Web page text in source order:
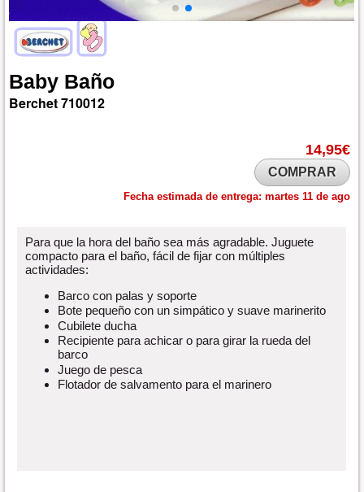
Baby Baño
Berchet710012
14,95€
COMPRAR
Fecha estimada de entrega: martes 11 de ago
Para que la hora del baño sea más agradable. Juguete
compacto para el baño, fácil de fijar con múltiples
actividades:
Barco con palas y soporte
Bote pequeño con un simpático y suave marinerito
Cubilete ducha
Recipiente para achicar o para girar la rueda del
barco
Juego de pesca
Flotador de salvamento para el marinero